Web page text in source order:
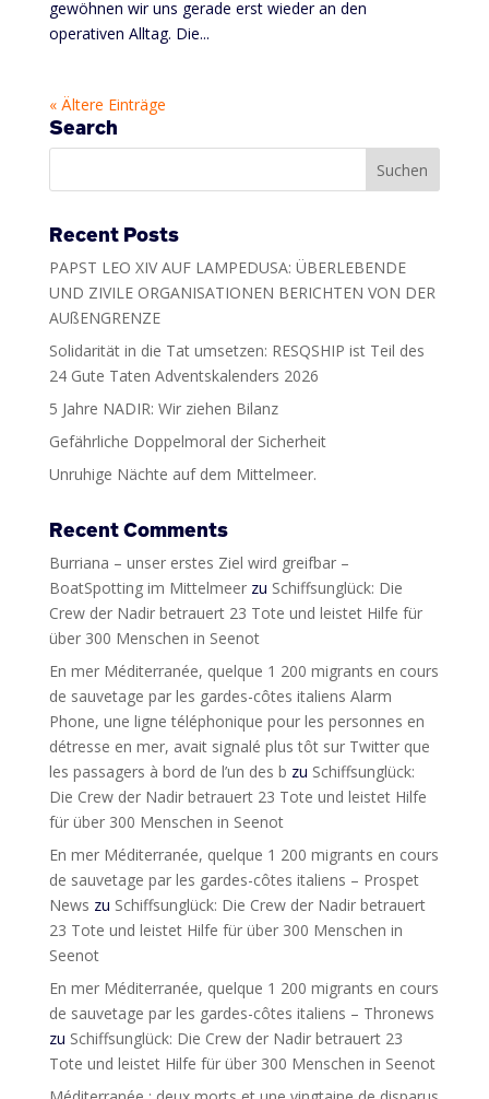
gewöhnen wir uns gerade erst wieder an den
operativen Alltag. Die...
« Ältere Einträge
Search
Recent Posts
PAPST LEO XIV AUF LAMPEDUSA: ÜBERLEBENDE
UND ZIVILE ORGANISATIONEN BERICHTEN VON DER
AUßENGRENZE
Solidarität in die Tat umsetzen: RESQSHIP ist Teil des
24 Gute Taten Adventskalenders 2026
5 Jahre NADIR: Wir ziehen Bilanz
Gefährliche Doppelmoral der Sicherheit
Unruhige Nächte auf dem Mittelmeer.
Recent Comments
Burriana – unser erstes Ziel wird greifbar –
BoatSpotting im Mittelmeerzu Schiffsunglück: Die
Crew der Nadir betrauert 23 Tote und leistet Hilfe für
über 300 Menschen in Seenot
En mer Méditerranée, quelque 1 200 migrants en cours
de sauvetage par les gardes-côtes italiens Alarm
Phone, une ligne téléphonique pour les personnes en
détresse en mer, avait signalé plus tôt sur Twitter que
les passagers à bord de l’un des b zu Schiffsunglück:
Die Crew der Nadir betrauert 23 Tote und leistet Hilfe
für über 300 Menschen in Seenot
En mer Méditerranée, quelque 1 200 migrants en cours
de sauvetage par les gardes-côtes italiens – Prospet
News zu Schiffsunglück: Die Crew der Nadir betrauert
23 Tote und leistet Hilfe für über 300 Menschen in
Seenot
En mer Méditerranée, quelque 1 200 migrants en cours
de sauvetage par les gardes-côtes italiens – Thronews
zu Schiffsunglück: Die Crew der Nadir betrauert 23
Tote und leistet Hilfe für über 300 Menschen in Seenot